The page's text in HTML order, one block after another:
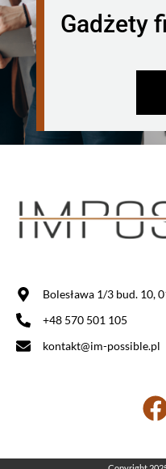
Gadżety
Bolesława 1/3 bud. 10,
+48 570 501 105
kontakt@im-possible.pl